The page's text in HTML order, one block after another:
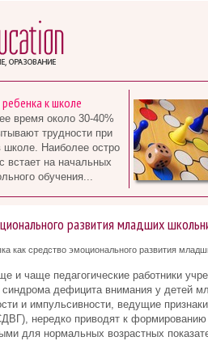
к школе
время около 30-40%
трудности при
школе. Наиболее остро
встает на начальных
обучения...
развития младших
как средство эмоционального развития
и чаще педагогические работники
дефицита внимания у детей
и импульсивности, ведущие
нередко приводят к
для нормальных возрастных